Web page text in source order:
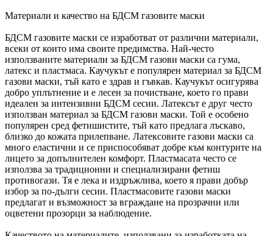
Материали и качество на БДСМ газовите маски
БДСМ газовите маски се изработват от различни материали,
всеки от които има своите предимства. Най-често
използваните материали за БДСМ газови маски са гума,
латекс и пластмаса. Каучукът е популярен материал за БДСМ
газови маски, тъй като е здрав и гъвкав. Каучукът осигурява
добро уплътнение и е лесен за почистване, което го прави
идеален за интензивни БДСМ сесии. Латексът е друг често
използван материал за БДСМ газови маски. Той е особено
популярен сред фетишистите, тъй като предлага лъскаво,
близко до кожата прилепване. Латексовите газови маски са
много еластични и се приспособяват добре към контурите на
лицето за допълнителен комфорт. Пластмасата често се
използва за традиционни и специализирани фетиш
противогази. Тя е лека и издръжлива, което я прави добър
избор за по-дълги сесии. Пластмасовите газови маски
предлагат и възможност за вграждане на прозрачни или
оцветени прозорци за наблюдение.